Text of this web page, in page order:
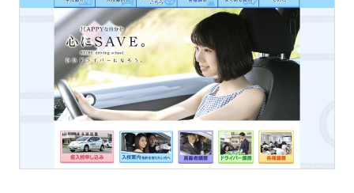
講習トピックス